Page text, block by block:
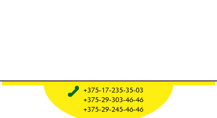
+375-17-235-35-03
+375-29-303-46-46
+375-29-245-46-46